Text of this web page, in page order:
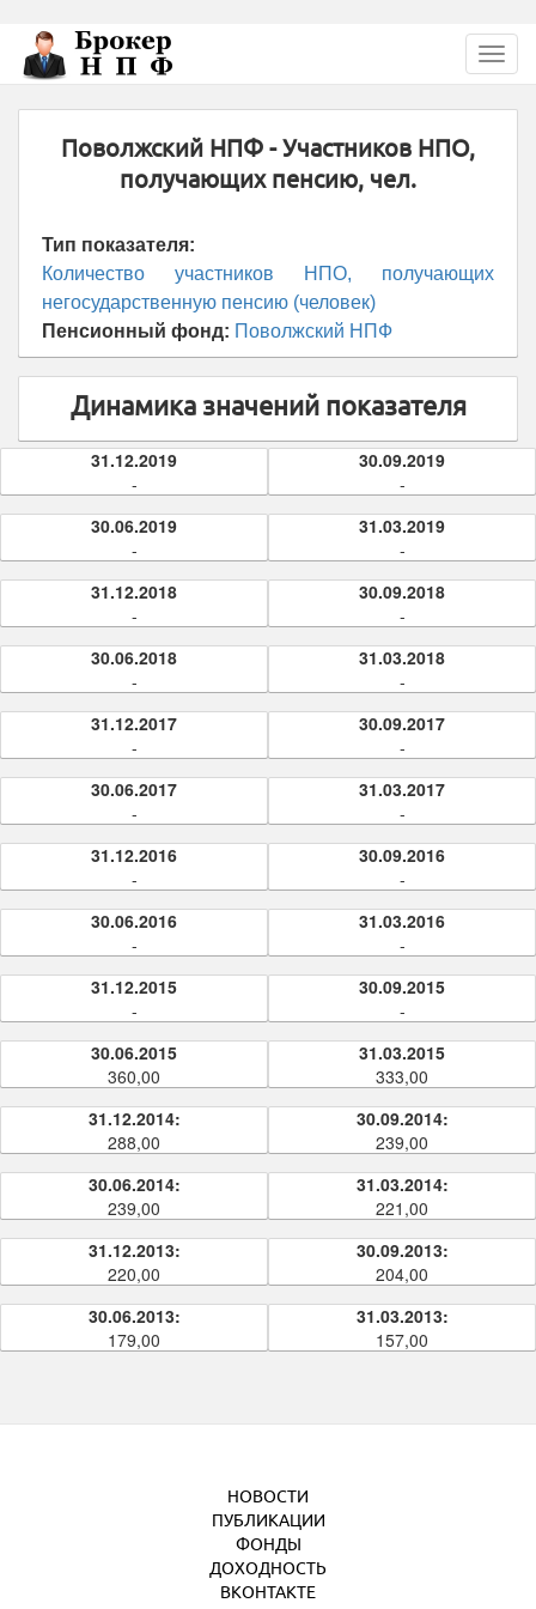
Перейти
основному
содержанию
Поволжский НПФ - Участников НПО,
получающих пенсию, чел.
Тип показателя:
Количество участников НПО, получающих
негосударственную пенсию (человек)
Пенсионный фонд: Поволжский НПФ
Динамика значений показателя
31.12.2019
-
30.09.2019
-
30.06.2019
-
31.03.2019
-
31.12.2018
-
30.09.2018
-
30.06.2018
-
31.03.2018
-
31.12.2017
-
30.09.2017
-
30.06.2017
-
31.03.2017
-
31.12.2016
-
30.09.2016
-
30.06.2016
-
31.03.2016
-
31.12.2015
-
30.09.2015
-
30.06.2015
360,00
31.03.2015
333,00
31.12.2014:
288,00
30.09.2014:
239,00
30.06.2014:
239,00
31.03.2014:
221,00
31.12.2013:
220,00
30.09.2013:
204,00
30.06.2013:
179,00
31.03.2013:
157,00
НОВОСТИ
ПУБЛИКАЦИИ
ФОНДЫ
ДОХОДНОСТЬ
ВКОНТАКТЕ